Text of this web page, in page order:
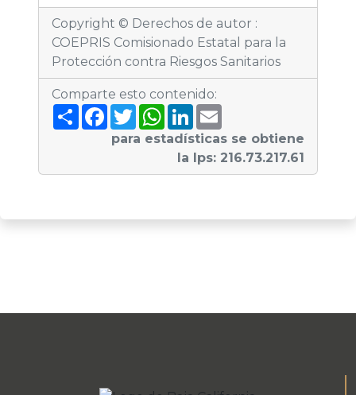
Copyright © Derechos de autor :
COEPRIS Comisionado Estatal para la
Protección contra Riesgos Sanitarios
Comparte esto contenido:
S
h
F
a
c
e
o
T
w
i
t
e
W
h
a
t
A
L
n
k
e
d
a
i
l
para estadísticas se obtiene
la Ips: 216.73.217.61